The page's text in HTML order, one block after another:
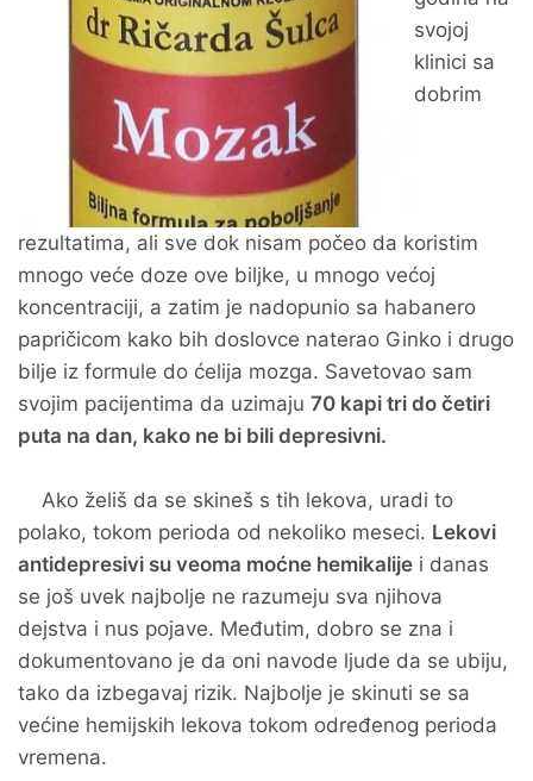
svojoj
klinici sa
dobrim
rezultatima, ali sve dok nisam počeo da koristim
mnogo veće doze ove biljke, u mnogo većoj
koncentraciji, a zatim je nadopunio sa habanero
papričicom kako bih doslovce naterao Ginko i drugo
bilje iz formule do ćelija mozga. Savetovao sam
svojim pacijentima da uzimaju 70 kapi tri do četiri
puta na dan, kako ne bi bili depresivni.
Ako želiš da se skineš s tih lekova, uradi to
polako, tokom perioda od nekoliko meseci. Lekovi
antidepresivi su veoma moćne hemikalije i danas
se još uvek najbolje ne razumeju sva njihova
dejstva i nus pojave. Međutim, dobro se zna i
dokumentovano je da oni navode ljude da se ubiju,
tako da izbegavaj rizik. Najbolje je skinuti se sa
većine hemijskih lekova tokom određenog perioda
vremena.